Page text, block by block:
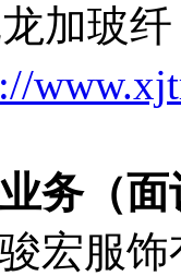
加玻纤
务（面
宏服